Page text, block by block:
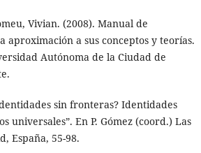
Vivian. (2008). Manual de
a sus conceptos y teorías.
Autónoma de la Ciudad de
sin fronteras? Identidades
universales”. En P. Gómez (coord.) Las
España, 55-98.